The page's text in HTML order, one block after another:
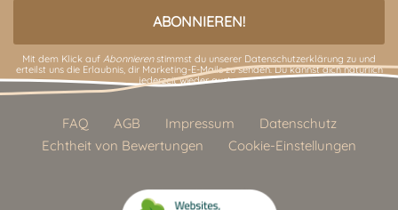
Mit dem Klick auf Abonnierenstimmst du unserer Datenschutzerklärung zu und
erteilst uns die Erlaubnis, dir Marketing-E-Mails zu senden. Du kannst dich natürlich
jederzeit wieder austragen.
FAQ AGB Impressum
Datenschutz
Echtheit von Bewertungen
Cookie-Einstellungen